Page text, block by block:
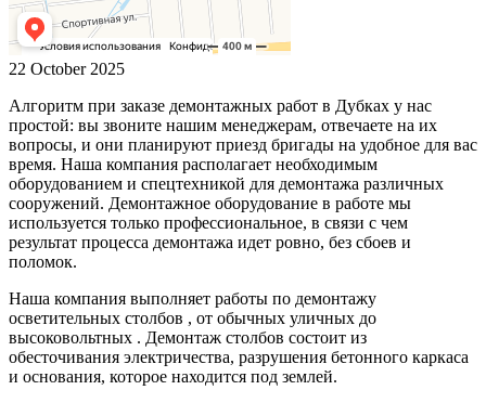
22 October 2025
Алгоритм при заказе демонтажных работ в Дубках у нас
простой: вы звоните нашим менеджерам, отвечаете на их
вопросы, и они планируют приезд бригады на удобное для вас
время. Наша компания располагает необходимым
оборудованием и спецтехникой для демонтажа различных
сооружений. Демонтажное оборудование в работе мы
используется только профессиональное, в связи с чем
результат процесса демонтажа идет ровно, без сбоев и
поломок.
Наша компания выполняет работы по демонтажу
осветительных столбов , от обычных уличных до
высоковольтных . Демонтаж столбов состоит из
обесточивания электричества, разрушения бетонного каркаса
и основания, которое находится под землей.